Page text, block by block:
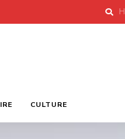
CULTURE